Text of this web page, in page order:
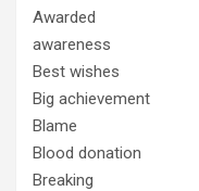
Awarded
awareness
Best wishes
Big achievement
Blame
Blood donation
Breaking